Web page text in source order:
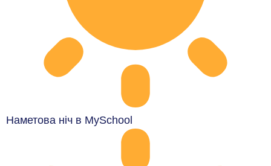
Наметова ніч в MySchool